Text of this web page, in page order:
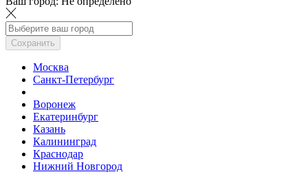
Сохранить
Москва
Санкт-Петербург
Воронеж
Екатеринбург
Казань
Калининград
Краснодар
Нижний Новгород